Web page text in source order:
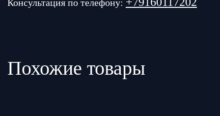
Консультация по телефону:
Похожие товары